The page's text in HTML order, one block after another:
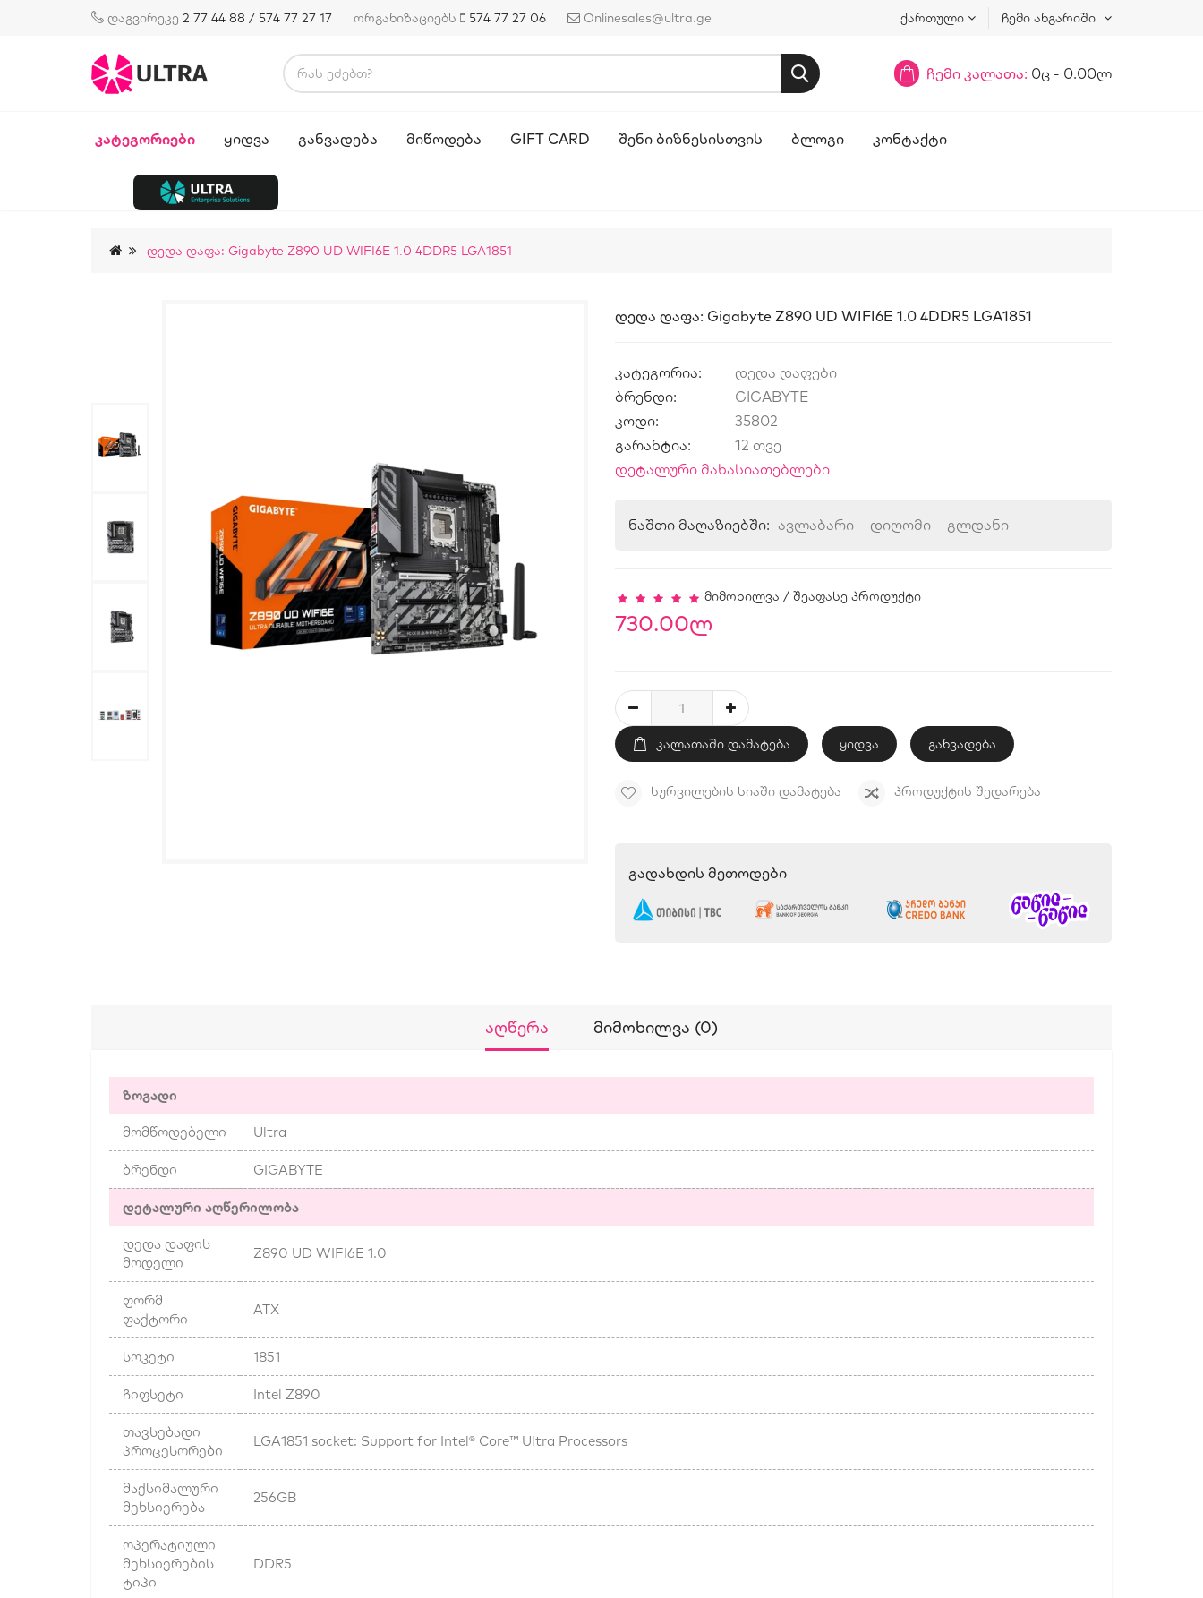
დაგვირეკე 2 77 44 88 / 574 77 27 17 ორგანიზაციებს 574 77 27 06 Onlinesales@ultra.ge ქართული ჩემი ანგარიში
ჩემი კალათა: 0ც - 0.00ლ
ᲙᲐᲢᲔᲒᲝᲠᲘᲔᲑᲘ ᲧᲘᲓᲕᲐ ᲒᲐᲜᲕᲐᲓᲔᲑᲐ ᲛᲘᲬᲝᲓᲔᲑᲐ GIFT CARD ᲨᲔᲜᲘ ᲑᲘᲖᲜᲔᲡᲘᲡᲗᲕᲘᲡ ᲑᲚᲝᲒᲘ ᲙᲝᲜᲢᲐᲥᲢᲘ
Დედა Დაფა: Gigabyte Z890 UD WIFI6E 1.0 4DDR5 LGA1851
Დედა Დაფა: Gigabyte Z890 UD WIFI6E 1.0 4DDR5 LGA1851
კატეგორია:
დედა დაფები
ბრენდი:
GIGABYTE
კოდი:
35802
გარანტია:
12 თვე
დეტალური მახასიათებლები
ნაშთი მაღაზიებში: ავლაბარი დიღომი გლდანი
მიმოხილვა / შეაფასე პროდუქტი
730.00ლ
ᲙᲐᲚᲐᲗᲐᲨᲘ ᲓᲐᲛᲐᲢᲔᲑᲐ ყიდვა განვადება
ᲡᲣᲠᲕᲘᲚᲔᲑᲘᲡ ᲡᲘᲐᲨᲘ ᲓᲐᲛᲐᲢᲔᲑᲐ ᲞᲠᲝᲓᲣᲥᲢᲘᲡ ᲨᲔᲓᲐᲠᲔᲑᲐ
Გადახდის Მეთოდები
Აღწერა Მიმოხილვა (0)
ზოგადი
მომწოდებელი Ultra
ბრენდი GIGABYTE
დეტალური აღწერილობა
დედა დაფის
მოდელი
Z890 UD WIFI6E 1.0
ფორმ
ფაქტორი
ATX
სოკეტი 1851
ჩიფსეტი Intel Z890
თავსებადი
პროცესორები
LGA1851 socket: Support for Intel® Core™ Ultra Processors
მაქსიმალური
მეხსიერება
256GB
ოპერატიული
მეხსიერების
ტიპი
DDR5